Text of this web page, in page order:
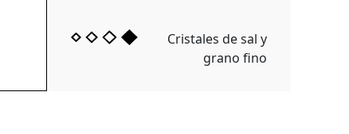
Cristales de sal y
grano fino